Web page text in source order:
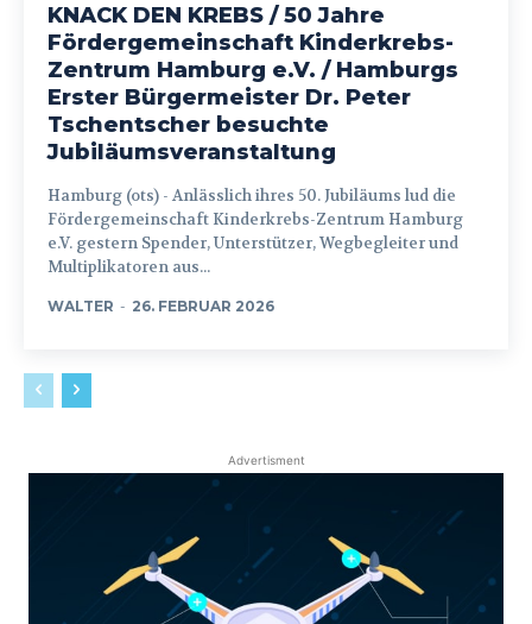
KNACK DEN KREBS / 50 Jahre
Fördergemeinschaft Kinderkrebs-
Zentrum Hamburg e.V. / Hamburgs
Erster Bürgermeister Dr. Peter
Tschentscher besuchte
Jubiläumsveranstaltung
Hamburg (ots) - Anlässlich ihres 50. Jubiläums lud die
Fördergemeinschaft Kinderkrebs-Zentrum Hamburg
e.V. gestern Spender, Unterstützer, Wegbegleiter und
Multiplikatoren aus...
WALTER - 26. FEBRUAR 2026
Advertisment